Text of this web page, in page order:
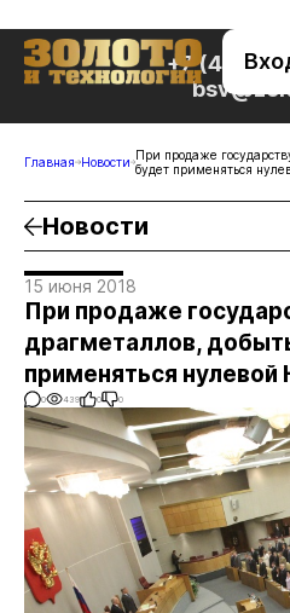
+7 (495)
Главная Новости При продаже
будет применяться
Новости
15 июня 2018
При продаже
драгметаллов,
применяться
0 439 0 0